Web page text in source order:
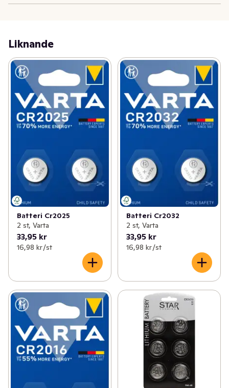
Liknande
Batteri Cr2025
2 st, Varta
33,95 kr
16,98 kr /st
Batteri Cr2032
2 st, Varta
33,95 kr
16,98 kr /st